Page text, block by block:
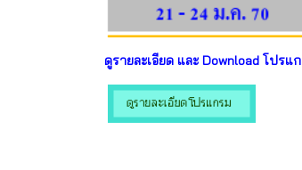
ดูรายละเอียด และ Download โปรแ